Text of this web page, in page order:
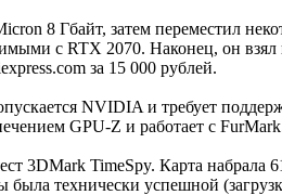
8 Гбайт, затем переместил
с RTX 2070. Наконец, он
за 15 000 рублей.
NVIDIA и требует
GPU-Z и работает с
3DMark TimeSpy. Карта набрала
была технически успешной